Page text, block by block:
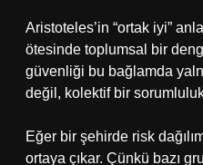
Aristoteles’in “ortak iyi”
ötesinde toplumsal bir
güvenliği bu bağlamda
değil, kolektif bir
Eğer bir şehirde risk
ortaya çıkar. Çünkü bazı